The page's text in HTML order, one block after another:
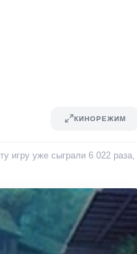
КИНОРЕЖИМ
игру уже сыграли 6 022 раза,